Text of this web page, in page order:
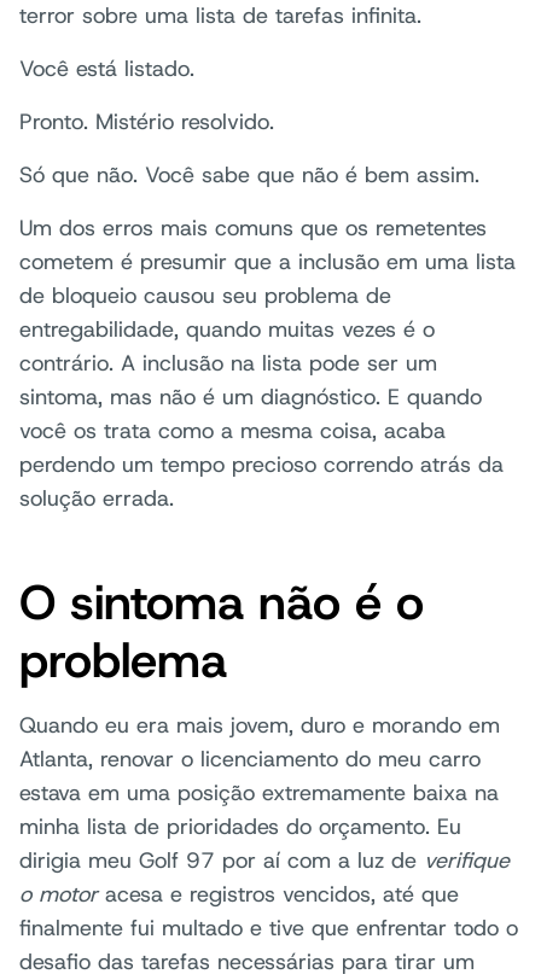
terror sobre uma lista de tarefas infinita.
Você está listado.
Pronto. Mistério resolvido.
Só que não. Você sabe que não é bem assim.
Um dos erros mais comuns que os remetentes
cometem é presumir que a inclusão em uma lista
de bloqueio causou seu problema de
entregabilidade, quando muitas vezes é o
contrário. A inclusão na lista pode ser um
sintoma, mas não é um diagnóstico. E quando
você os trata como a mesma coisa, acaba
perdendo um tempo precioso correndo atrás da
solução errada.
O sintoma não é o
problema
Quando eu era mais jovem, duro e morando em
Atlanta, renovar o licenciamento do meu carro
estava em uma posição extremamente baixa na
minha lista de prioridades do orçamento. Eu
dirigia meu Golf 97 por aí com a luz de verifique
o motoracesa e registros vencidos, até que
finalmente fui multado e tive que enfrentar todo o
desafio das tarefas necessárias para tirar um